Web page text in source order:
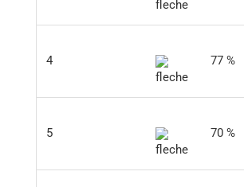
4 77 %
5 70 %